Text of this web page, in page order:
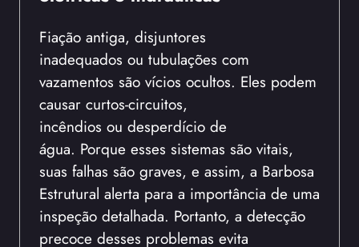
Fiação antiga, disjuntores
inadequados ou tubulações com
vazamentos são vícios ocultos. Eles podem
causar curtos-circuitos,
incêndios ou desperdício de
água. Porque esses sistemas são vitais,
suas falhas são graves, e assim, a Barbosa
Estrutural alerta para a importância de uma
inspeção detalhada. Portanto, a detecção
precoce desses problemas evita